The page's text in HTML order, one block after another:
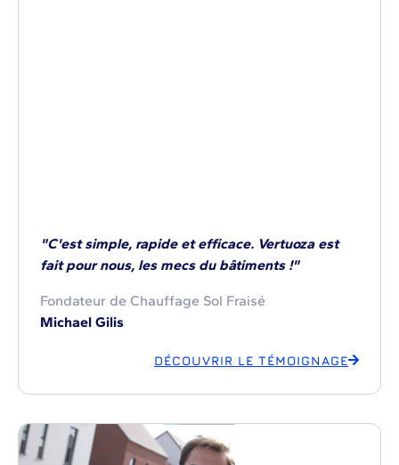
"C'est simple, rapide et efficace. Vertuoza est
fait pour nous, les mecs du bâtiments !"
Fondateur de Chauffage Sol Fraisé
Michael Gilis
DÉCOUVRIR LE TÉMOIGNAGE